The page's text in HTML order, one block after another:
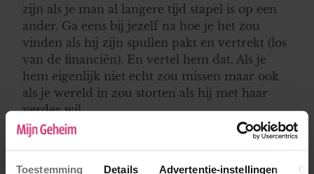
Toestemming Details Advertentie-instellingen
zijn als je man al langere tijd stapel is op een
ander. Ga eens bij jezelf na hoe je het zou
vinden als hij zijn spullen pakt en vertrekt (los
van de financiën). En vertel hem dat. Als je
hem eigenlijk niet echt zou missen maar ook
als je wereld in zou storten als hij met haar
verder wil..
Beverly